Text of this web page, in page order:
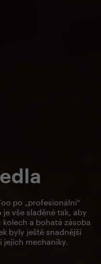
po „profesionální“
vše sladěné tak, aby
a bohatá zásoba
byly ještě snadnější
jejich mechaniky.